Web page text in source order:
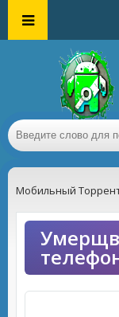
Мобильный